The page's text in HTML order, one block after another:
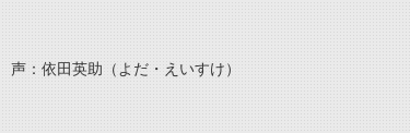
声：依田英助（よだ・えいすけ）